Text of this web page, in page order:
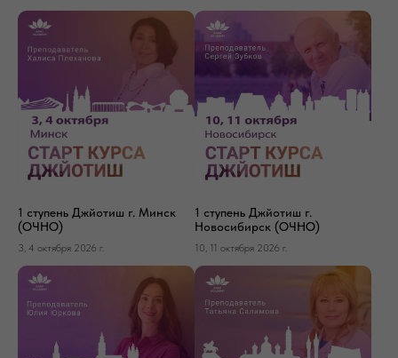
1 ступень Джйотиш г. Минск
(ОЧНО)
3, 4 октября 2026 г.
1 ступень Джйотиш г.
Новосибирск (ОЧНО)
10, 11 октября 2026 г.